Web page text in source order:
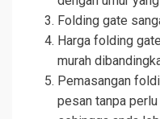
Folding gate
Harga folding
murah
Pemasangan
pesan tanpa